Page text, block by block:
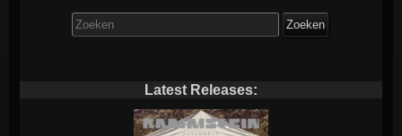
Zoek
naar:
Latest Releases: